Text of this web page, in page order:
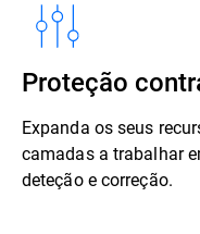
Proteção
Expanda os seus
camadas a trabalhar
deteção e correção.